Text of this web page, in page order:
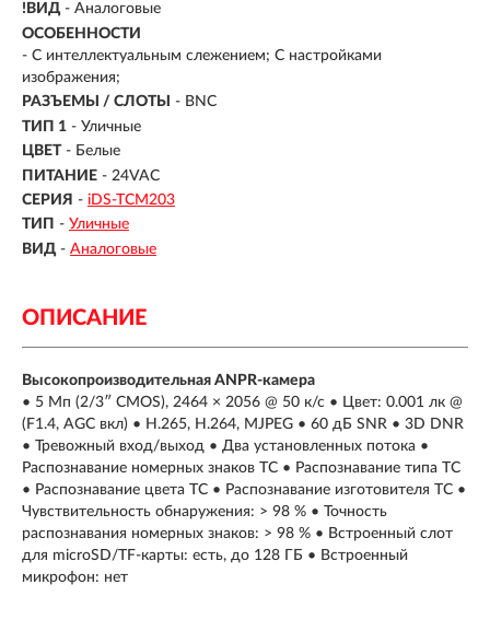
!ВИД - Аналоговые
ОСОБЕННОСТИ
- С интеллектуальным слежением; С настройками
изображения;
РАЗЪЕМЫ / СЛОТЫ
- BNC
ТИП 1 - Уличные
ЦВЕТ - Белые
ПИТАНИЕ - 24VAC
СЕРИЯ - iDS-TCM203
ТИП - Уличные
ВИД - Аналоговые
ОПИСАНИЕ
Высокопроизводительная ANPR-камера
• 5 Мп (2/3″ CMOS), 2464 × 2056 @ 50 к/с • Цвет: 0.001 лк @
(F1.4, AGC вкл) • H.265, H.264, MJPEG • 60 дБ SNR • 3D DNR
• Тревожный вход/выход • Два установленных потока •
Распознавание номерных знаков ТС • Распознавание типа ТС
• Распознавание цвета ТС • Распознавание изготовителя ТС •
Чувствительность обнаружения: > 98 % • Точность
распознавания номерных знаков: > 98 % • Встроенный слот
для microSD/TF-карты: есть, до 128 ГБ • Встроенный
микрофон: нет